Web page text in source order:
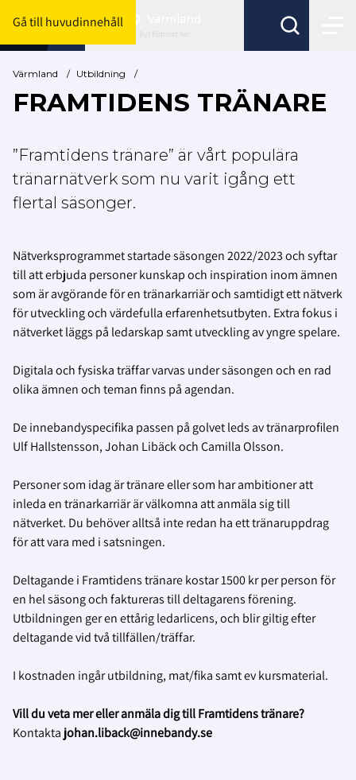
Gå till huvudinnehåll
Byt förbund här
Värmland / Utbildning /
FRAMTIDENS TRÄNARE
”Framtidens tränare” är vårt populära
tränarnätverk som nu varit igång ett
flertal säsonger.
Nätverksprogrammet startade säsongen 2022/2023 och syftar
till att erbjuda personer kunskap och inspiration inom ämnen
som är avgörande för en tränarkarriär och samtidigt ett nätverk
för utveckling och värdefulla erfarenhetsutbyten. Extra fokus i
nätverket läggs på ledarskap samt utveckling av yngre spelare.
Digitala och fysiska träffar varvas under säsongen och en rad
olika ämnen och teman finns på agendan.
De innebandyspecifika passen på golvet leds av tränarprofilen
Ulf Hallstensson, Johan Libäck och Camilla Olsson.
Personer som idag är tränare eller som har ambitioner att
inleda en tränarkarriär är välkomna att anmäla sig till
nätverket. Du behöver alltså inte redan ha ett tränaruppdrag
för att vara med i satsningen.
Deltagande i Framtidens tränare kostar 1500 kr per person för
en hel säsong och faktureras till deltagarens förening.
Utbildningen ger en ettårig ledarlicens, och blir giltig efter
deltagande vid två tillfällen/träffar.
I kostnaden ingår utbildning, mat/fika samt ev kursmaterial.
Vill du veta mer eller anmäla dig till Framtidens tränare?
Kontakta johan.liback@innebandy.se